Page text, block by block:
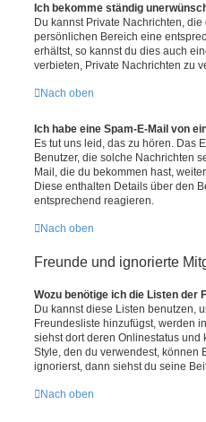
Ich bekomme ständig
Du kannst Private Nachrichten,
persönlichen Bereich eine
erhältst, so kannst du dies auch
verbieten, Private Nachrichten zu
Nach oben
Ich habe eine Spam-E-Mail von
Es tut uns leid, das zu hören. Das
Benutzer, die solche Nachrichten
Mail, die du bekommen hast,
Diese enthalten Details über den
entsprechend reagieren.
Nach oben
Freunde und ignorierte
Wozu benötige ich die Listen der
Du kannst diese Listen benutzen,
Freundesliste hinzufügst, werden
siehst dort deren Onlinestatus
Style, den du verwendest, können
ignorierst, dann siehst du seine
Nach oben